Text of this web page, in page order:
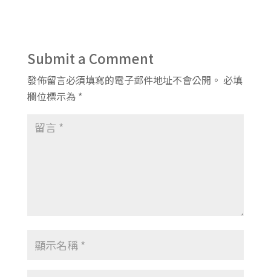
Submit a Comment
發佈留言必須填寫的電子郵件地址不會公開。 必填
欄位標示為 *